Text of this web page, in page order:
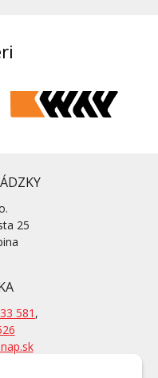
25
581 ,